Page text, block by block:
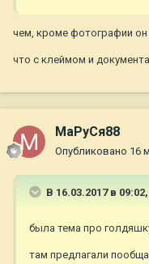
чем, кроме фотографии
что с клеймом и
МаРуСя88
Опубликовано 16
В 16.03.2017 в 09:02,
была тема про
там предлагали